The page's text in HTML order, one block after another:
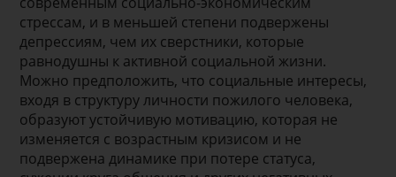
стрессам, и в меньшей степени подвержены
депрессиям, чем их сверстники, которые
равнодушны к активной социальной жизни.
Можно предположить, что социальные интересы,
входя в структуру личности пожилого человека,
образуют устойчивую мотивацию, которая не
изменяется с возрастным кризисом и не
подвержена динамике при потере статуса,